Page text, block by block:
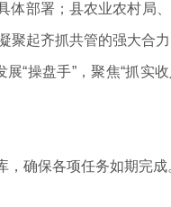
部署；县农业农村局
起齐抓共管的强大合力
“操盘手”，聚焦“抓实
确保各项任务如期完成